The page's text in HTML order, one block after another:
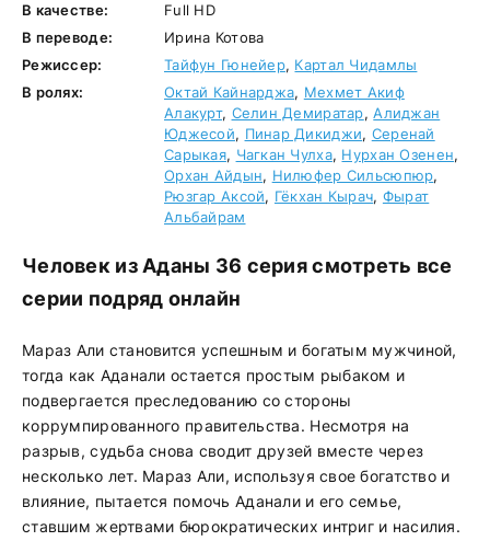
В качестве:
Full HD
В переводе:
Ирина Котова
Режиссер:
Тайфун Гюнейер, Картал Чидамлы
В ролях:
Октай Кайнарджа, Мехмет Акиф
Алакурт, Селин Демиратар,Алиджан
Юджесой, Пинар Дикиджи, Серенай
Сарыкая, Чагкан Чулха, Нурхан Озенен,
Орхан Айдын, Нилюфер Сильсюпюр,
Рюзгар Аксой, Гёкхан Кырач, Фырат
Альбайрам
Человек из Аданы 36 серия смотреть все
серии подряд онлайн
Мараз Али становится успешным и богатым мужчиной,
тогда как Аданали остается простым рыбаком и
подвергается преследованию со стороны
коррумпированного правительства. Несмотря на
разрыв, судьба снова сводит друзей вместе через
несколько лет. Мараз Али, используя свое богатство и
влияние, пытается помочь Аданали и его семье,
ставшим жертвами бюрократических интриг и насилия.